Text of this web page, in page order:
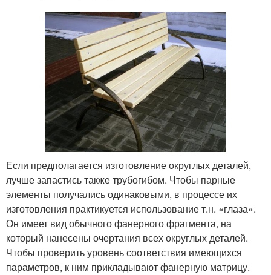
Если предполагается изготовление округлых деталей,
лучше запастись также трубогибом. Чтобы парные
элементы получались одинаковыми, в процессе их
изготовления практикуется использование т.н. «глаза».
Он имеет вид обычного фанерного фрагмента, на
который нанесены очертания всех округлых деталей.
Чтобы проверить уровень соответствия имеющихся
параметров, к ним прикладывают фанерную матрицу.